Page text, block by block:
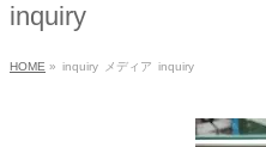
inquiry
HOME » inquiry メディア inquiry